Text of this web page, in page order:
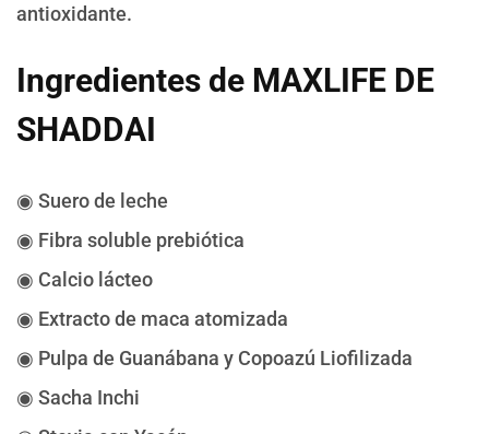
antioxidante.
Ingredientes de MAXLIFE DE
SHADDAI
◉ Suero de leche
◉ Fibra soluble prebiótica
◉ Calcio lácteo
◉ Extracto de maca atomizada
◉ Pulpa de Guanábana y Copoazú Liofilizada
◉ Sacha Inchi